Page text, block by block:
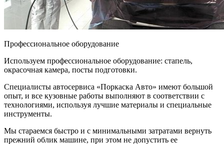
Профессиональное оборудование
Используем профессиональное оборудование: стапель,
окрасочная камера, посты подготовки.
Специалисты автосервиса «Поркаска Авто» имеют большой
опыт, и все кузовные работы выполняют в соответствии с
технологиями, используя лучшие материалы и специальные
инструменты.
Мы стараемся быстро и с минимальными затратами вернуть
прежний облик машине, при этом не допустить ее